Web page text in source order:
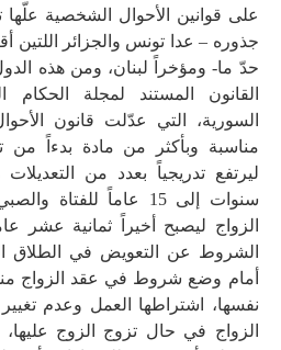
على قوانين الأحوال الشخصية
جذوره – عدا تونس والجزائر اللتين
حدّ ما- ومؤخراً لبنان، ومن هذه
القانون المستند لمجلة الحكام
السورية، التي عدّلت قانون
مناسبة وبأكثر من مادة بدءاً من
الزواج ليصبح أخيراً ثمانية عشر
الشروط عن التعويض في الطلاق
أمام وضع شروط في عقد الزواج
نفسها، اشتراطها العمل وعدم
الزواج في حال تزوج الزوج